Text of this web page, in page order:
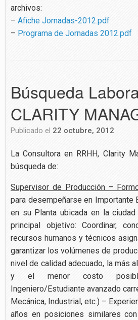
archivos:
– Afiche Jornadas-2012.pdf
– Programa de Jornadas 2012.pdf
Búsqueda
CLARITY
Publicado el 22 octubre, 2012
La Consultora en RRHH, Clarity
búsqueda de:
Supervisor de Producción –
para desempeñarse en Importante
en su Planta ubicada en la
principal objetivo: Coordinar,
recursos humanos y técnicos
garantizar los volúmenes de
nivel de calidad adecuado, la más
y el menor costo
Ingeniero/Estudiante avanzado
Mecánica, Industrial, etc.) –
años en posiciones similares